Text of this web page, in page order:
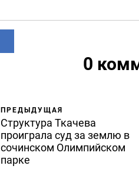
0
ПРЕДЫДУЩАЯ
Структура Ткачева
проиграла суд за землю в
сочинском Олимпийском
парке